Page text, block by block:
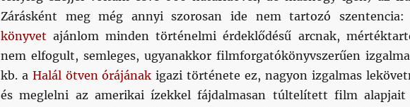
Zárásként meg még annyi szorosan ide nem tartozó szentencia:
könyvet ajánlom minden történelmi érdeklődésű arcnak,
nem elfogult, semleges, ugyanakkor filmforgatókönyvszerűen
kb. a Halál ötven órájának igazi története ez, nagyon izgalmas
és meglelni az amerikai ízekkel fájdalmasan túltelített film alapjait